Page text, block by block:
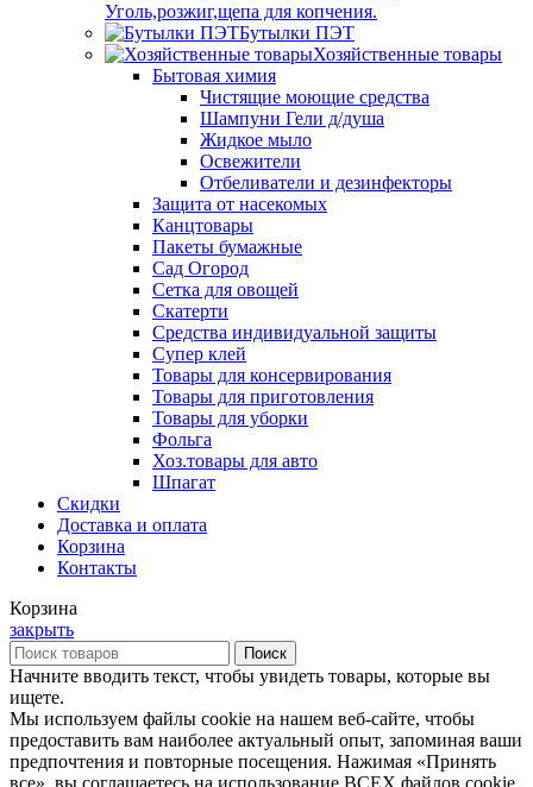
Уголь,розжиг,щепа для копчения.
Бутылки ПЭТ
Хозяйственные товары
Бытовая химия
Чистящие моющие средства
Шампуни Гели д/душа
Жидкое мыло
Освежители
Отбеливатели и дезинфекторы
Защита от насекомых
Канцтовары
Пакеты бумажные
Сад Огород
Сетка для овощей
Скатерти
Средства индивидуальной защиты
Супер клей
Товары для консервирования
Товары для приготовления
Товары для уборки
Фольга
Хоз.товары для авто
Шпагат
Скидки
Доставка и оплата
Корзина
Контакты
Корзина
закрыть
Поиск
Начните вводить текст, чтобы увидеть товары, которые вы
ищете.
Мы используем файлы cookie на нашем веб-сайте, чтобы
предоставить вам наиболее актуальный опыт, запоминая ваши
предпочтения и повторные посещения. Нажимая «Принять